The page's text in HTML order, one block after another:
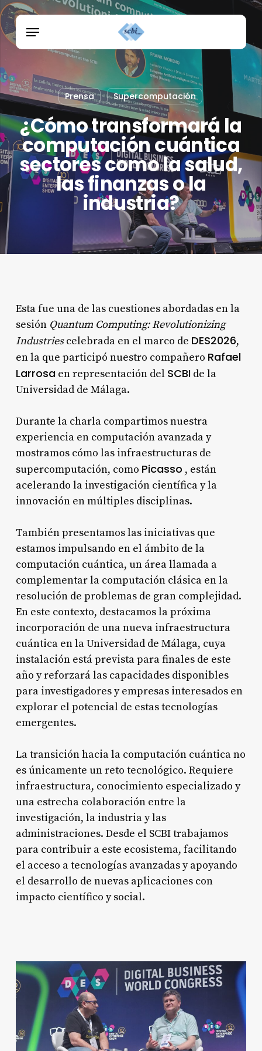
Skip
to
main
content
Menu
Prensa Supercomputación
¿Cómo transformará la
computación cuántica
sectores como la salud,
las finanzas o la
industria?
Esta fue una de las cuestiones abordadas en la
sesión Quantum Computing: Revolutionizing
Industriescelebrada en el marco de DES2026,
en la que participó nuestro compañero Rafael
Larrosaen representación del SCBIde la
Universidad de Málaga.
Durante la charla compartimos nuestra
experiencia en computación avanzada y
mostramos cómo las infraestructuras de
supercomputación, como Picasso , están
acelerando la investigación científica y la
innovación en múltiples disciplinas.
También presentamos las iniciativas que
estamos impulsando en el ámbito de la
computación cuántica, un área llamada a
complementar la computación clásica en la
resolución de problemas de gran complejidad.
En este contexto, destacamos la próxima
incorporación de una nueva infraestructura
cuántica en la Universidad de Málaga, cuya
instalación está prevista para finales de este
año y reforzará las capacidades disponibles
para investigadores y empresas interesados en
explorar el potencial de estas tecnologías
emergentes.
La transición hacia la computación cuántica no
es únicamente un reto tecnológico. Requiere
infraestructura, conocimiento especializado y
una estrecha colaboración entre la
investigación, la industria y las
administraciones. Desde el SCBI trabajamos
para contribuir a este ecosistema, facilitando
el acceso a tecnologías avanzadas y apoyando
el desarrollo de nuevas aplicaciones con
impacto científico y social.
Menu